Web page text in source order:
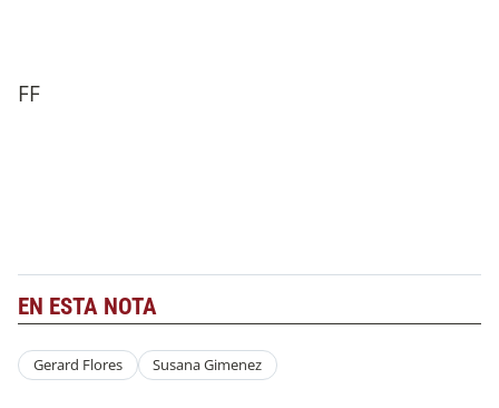
FF
EN ESTA NOTA
Gerard Flores Susana Gimenez